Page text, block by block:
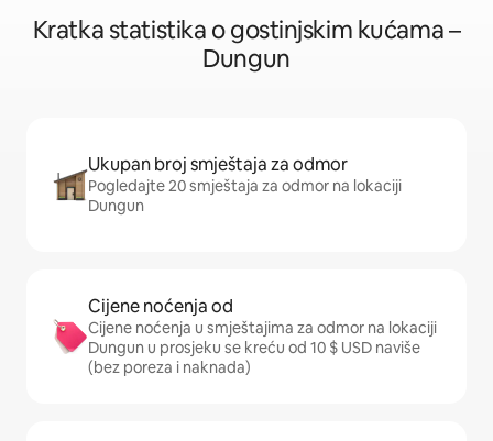
Kratka statistika o gostinjskim kućama –
Dungun
Ukupan broj smještaja za odmor
Pogledajte 20 smještaja za odmor na lokaciji
Dungun
Cijene noćenja od
Cijene noćenja u smještajima za odmor na lokaciji
Dungun u prosjeku se kreću od 10 $ USD naviše
(bez poreza i naknada)